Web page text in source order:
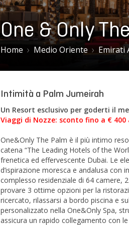
One & Only
Home Medio Oriente Emirati
Intimità a Palm Jumeirah
Un Resort esclusivo per goderti il
Viaggi di Nozze: sconto fino a €
One&Only The Palm è il più intimo
catena “The Leading Hotels of the
frenetica ed effervescente Dubai. Le
d’ispirazione moresca e andalusa
complesso residenziale di 64 camere,
provare 3 ottime opzioni per la
ricercato, rilassarsi a bordo piscina e
personalizzato nella One&Only Spa,
assicura un rapido collegamento con